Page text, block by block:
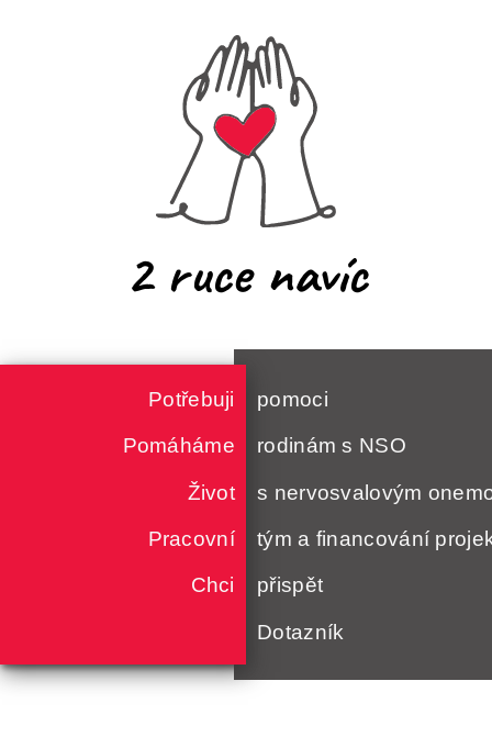
2 ruce navíc
Potřebuji pomoci
Pomáháme rodinám s NSO
Život s nervosvalovým
Pracovní tým a financování
Chci přispět
Dotazník